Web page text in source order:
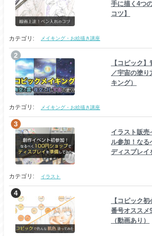
手に描く4つ
コツ】
カテゴリ: メイキング・お絵描き講座
【コピック
／宇宙の塗り
キング）
カテゴリ: メイキング・お絵描き講座
イラスト販売
ル参加！なる
ディスプレイ
カテゴリ: イラスト
【コピック
番号オススメ
（動画あり）